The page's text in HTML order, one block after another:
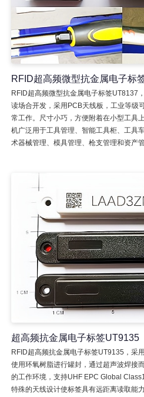
RFID超高频微型抗金属电子标
RFID超高频微型抗金属电子标签UT8137
读场合开发，采用PCB天线板，工业等级
常工作。尺寸小巧，方便附着在小型工具
机广泛用于工具管理、智能工具柜、工具
术器械管理、模具管理、枪支管理和资产
超高频抗金属电子标签UT9135
RFID超高频抗金属电子标签UT9135，采
使用环氧树脂进行罐封，通过超声波焊接
的工作环境，支持UHF EPC Global
特殊的天线设计使标签具有远距离读取能